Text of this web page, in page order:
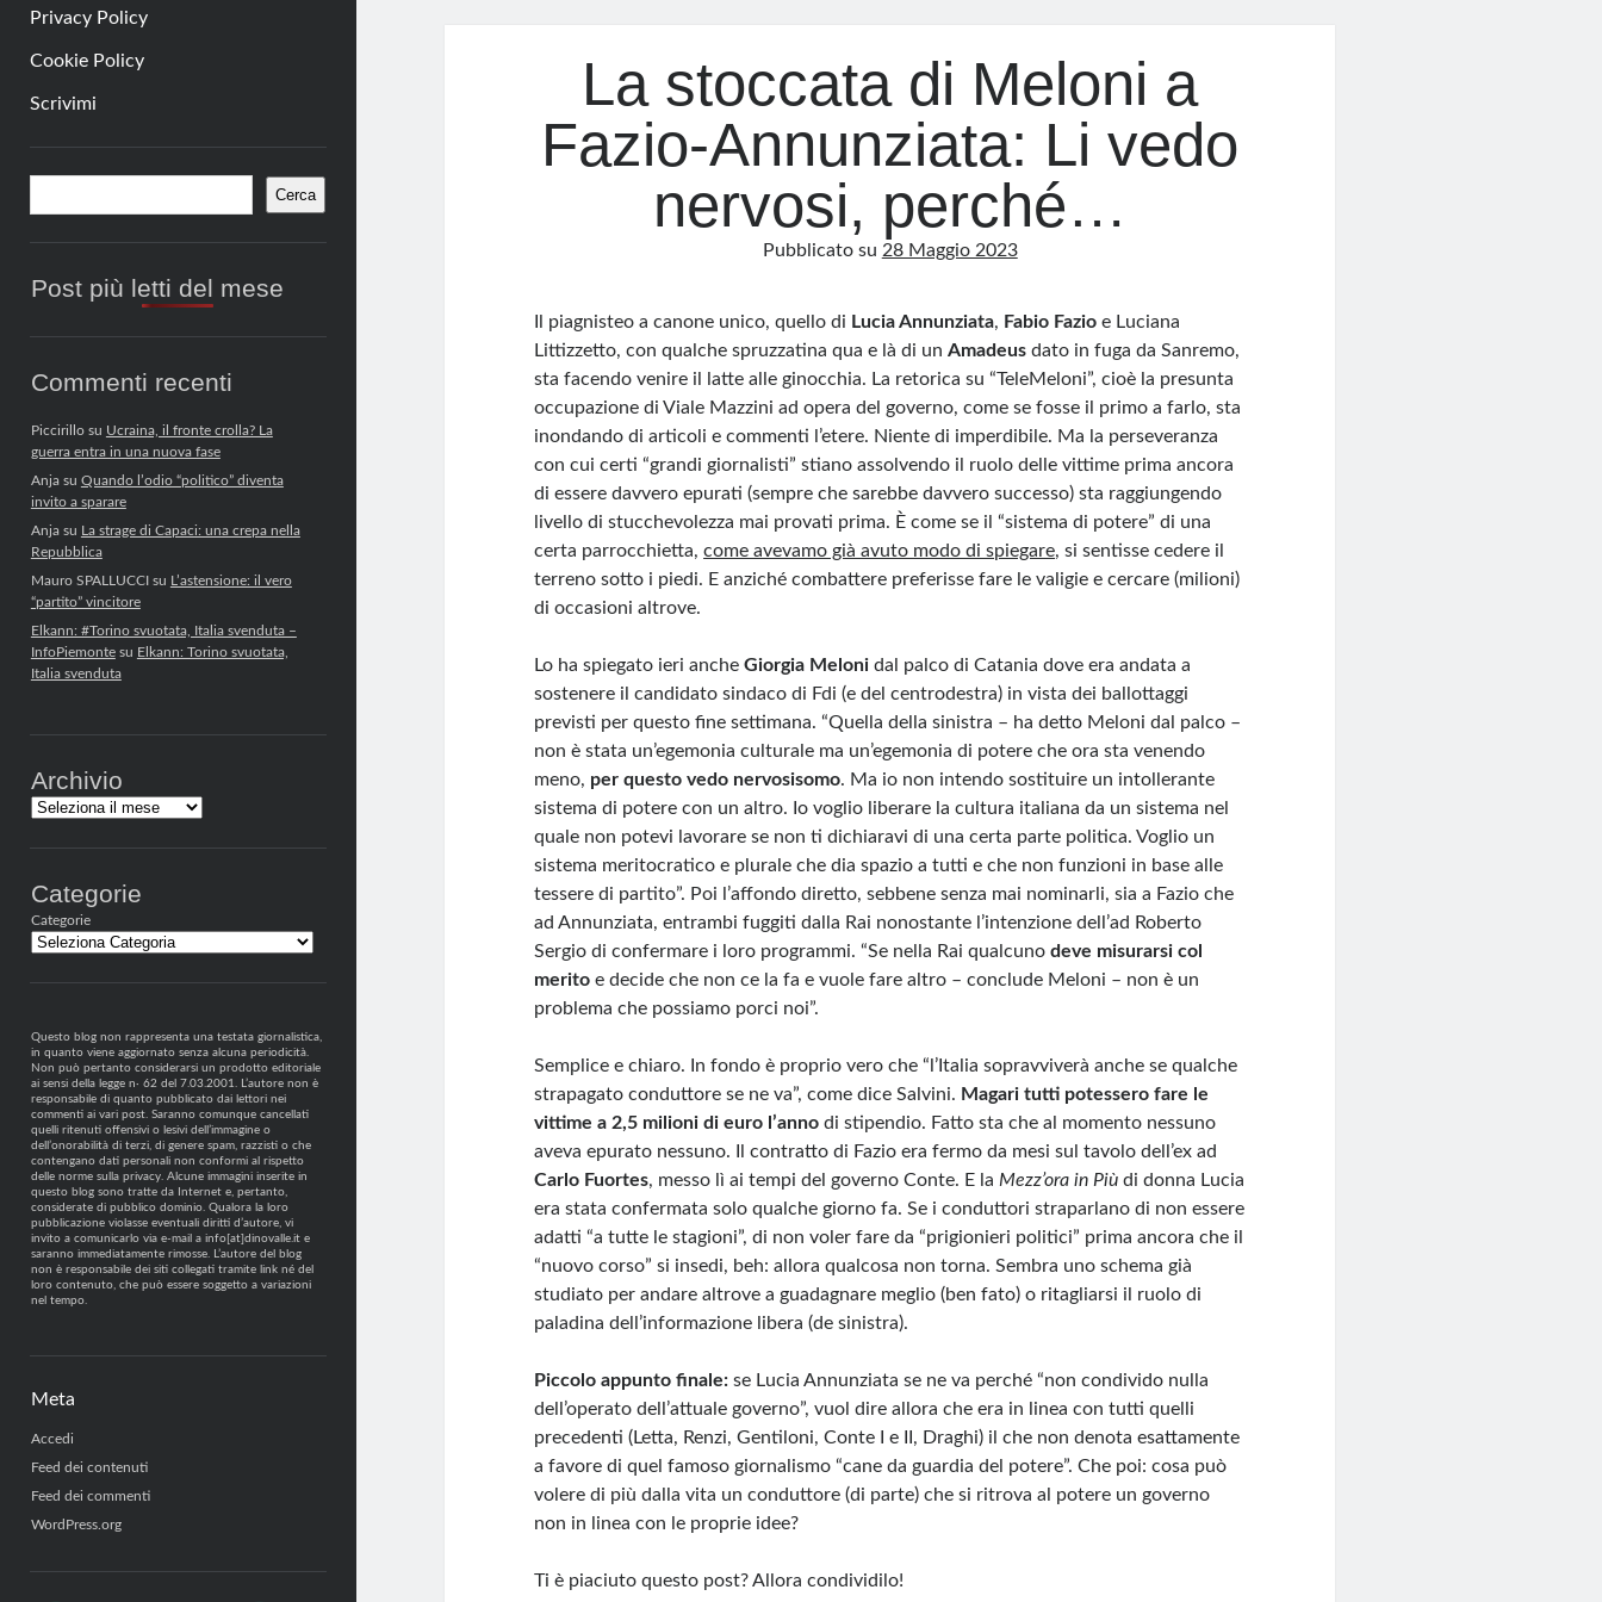
Privacy Policy
Cookie Policy
Scrivimi
Barra
laterale
Cerca
Post più letti del mese
Commenti recenti
Piccirillosu Ucraina, il fronte crolla? La
guerra entra in una nuova fase
Anjasu Quando l’odio “politico” diventa
invito a sparare
Anjasu La strage di Capaci: una crepa nella
Repubblica
Mauro SPALLUCCIsu L’astensione: il vero
“partito” vincitore
Elkann: #Torino svuotata, Italia svenduta –
InfoPiemontesu Elkann: Torino svuotata,
Italia svenduta
Archivio
Archivi
Categorie
Categorie
Questo blog non rappresenta una testata giornalistica,
in quanto viene aggiornato senza alcuna periodicità.
Non può pertanto considerarsi un prodotto editoriale
ai sensi della legge n· 62 del 7.03.2001. L’autore non è
responsabile di quanto pubblicato dai lettori nei
commenti ai vari post. Saranno comunque cancellati
quelli ritenuti offensivi o lesivi dell’immagine o
dell’onorabilità di terzi, di genere spam, razzisti o che
contengano dati personali non conformi al rispetto
delle norme sulla privacy. Alcune immagini inserite in
questo blog sono tratte da Internet e, pertanto,
considerate di pubblico dominio. Qualora la loro
pubblicazione violasse eventuali diritti d’autore, vi
invito a comunicarlo via e-mail a info[at]dinovalle.it e
saranno immediatamente rimosse. L’autore del blog
non è responsabile dei siti collegati tramite link né del
loro contenuto, che può essere soggetto a variazioni
nel tempo.
Meta
Accedi
Feed dei contenuti
Feed dei commenti
WordPress.org
La stoccata di Meloni a
Fazio-Annunziata: Li vedo
nervosi, perché…
Pubblicato su 28 Maggio 2023
Il piagnisteo a canone unico, quello di Lucia Annunziata, Fabio Fazio e Luciana
Littizzetto, con qualche spruzzatina qua e là di unAmadeus dato in fuga da Sanremo,
sta facendo venire il latte alle ginocchia. La retorica su “TeleMeloni”, cioè la presunta
occupazione di Viale Mazzini ad opera del governo, come se fosse il primo a farlo, sta
inondando di articoli e commenti l’etere. Niente di imperdibile. Ma la perseveranza
con cui certi “grandi giornalisti” stiano assolvendo il ruolo delle vittime prima ancora
di essere davvero epurati (sempre che sarebbe davvero successo) sta raggiungendo
livello di stucchevolezza mai provati prima. È come se il “sistema di potere” di una
certa parrocchietta,come avevamo già avuto modo di spiegare, si sentisse cedere il
terreno sotto i piedi. E anziché combattere preferisse fare le valigie e cercare (milioni)
di occasioni altrove.
Lo ha spiegato ieri ancheGiorgia Meloni dal palco di Catania dove era andata a
sostenere il candidato sindaco di Fdi (e del centrodestra) in vista dei ballottaggi
previsti per questo fine settimana. “Quella della sinistra – ha detto Meloni dal palco –
non è stata un’egemonia culturale ma un’egemonia di potere che ora sta venendo
meno, per questo vedo nervosisomo. Ma io non intendo sostituire un intollerante
sistema di potere con un altro. Io voglio liberare la cultura italiana da un sistema nel
quale non potevi lavorare se non ti dichiaravi di una certa parte politica. Voglio un
sistema meritocratico e plurale che dia spazio a tutti e che non funzioni in base alle
tessere di partito”. Poi l’affondo diretto, sebbene senza mai nominarli, sia a Fazio che
ad Annunziata, entrambi fuggiti dalla Rai nonostante l’intenzione dell’ad Roberto
Sergio di confermare i loro programmi. “Se nella Rai qualcuno deve misurarsi col
merito e decide che non ce la fa e vuole fare altro – conclude Meloni – non è un
problema che possiamo porci noi”.
Semplice e chiaro. In fondo è proprio vero che “l’Italia sopravviverà anche se qualche
strapagato conduttore se ne va”, come dice Salvini. Magari tutti potessero fare le
vittime a 2,5 milioni di euro l’anno di stipendio. Fatto sta che al momento nessuno
aveva epurato nessuno. Il contratto di Fazio era fermo da mesi sul tavolo dell’ex ad
Carlo Fuortes, messo lì ai tempi del governo Conte. E laMezz’ora in Più di donna Lucia
era stata confermata solo qualche giorno fa. Se i conduttori straparlano di non essere
adatti “a tutte le stagioni”, di non voler fare da “prigionieri politici” prima ancora che il
“nuovo corso” si insedi, beh: allora qualcosa non torna. Sembra uno schema già
studiato per andare altrove a guadagnare meglio (ben fato) o ritagliarsi il ruolo di
paladina dell’informazione libera (de sinistra).
Piccolo appunto finale: se Lucia Annunziata se ne va perché “non condivido nulla
dell’operato dell’attuale governo”, vuol dire allora che era in linea con tutti quelli
precedenti (Letta, Renzi, Gentiloni, Conte I e II, Draghi) il che non denota esattamente
a favore di quel famoso giornalismo “cane da guardia del potere”. Che poi: cosa può
volere di più dalla vita un conduttore (di parte) che si ritrova al potere un governo
non in linea con le proprie idee?
Ti è piaciuto questo post? Allora condividilo!